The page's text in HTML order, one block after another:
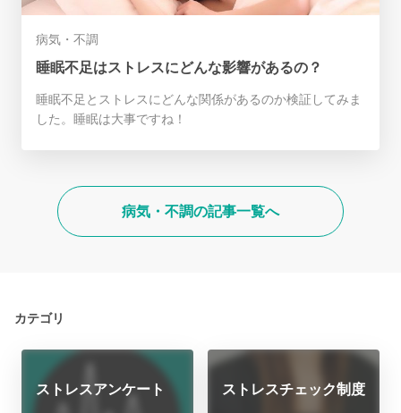
病気・不調
睡眠不足はストレスにどんな影響があるの？
睡眠不足とストレスにどんな関係があるのか検証してみま
した。睡眠は大事ですね！
病気・不調の記事一覧へ
カテゴリ
ストレスアンケート ストレスチェック制度